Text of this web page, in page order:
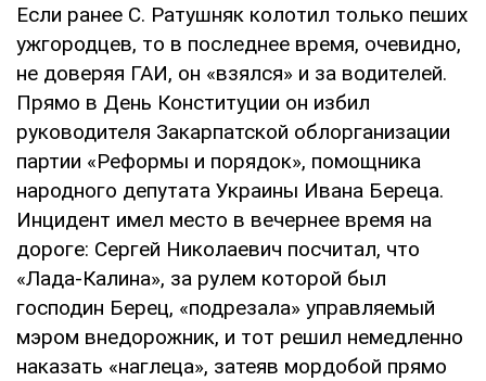
Если ранее С. Ратушняк колотил только пеших
ужгородцев, то в последнее время, очевидно,
не доверяя ГАИ, он «взялся» и за водителей.
Прямо в День Конституции он избил
руководителя Закарпатской облорганизации
партии «Реформы и порядок», помощника
народного депутата Украины Ивана Береца.
Инцидент имел место в вечернее время на
дороге: Сергей Николаевич посчитал, что
«Лада-Калина», за рулем которой был
господин Берец, «подрезала» управляемый
мэром внедорожник, и тот решил немедленно
наказать «наглеца», затеяв мордобой прямо